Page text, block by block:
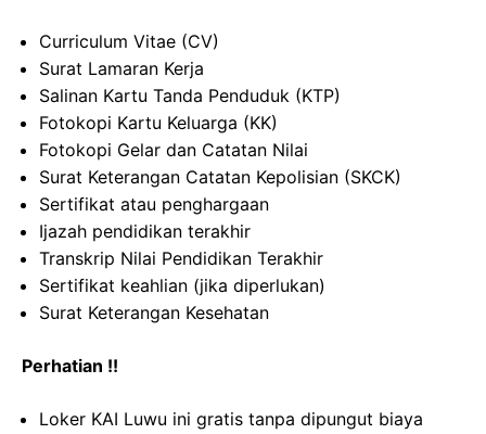
Curriculum Vitae (CV)
Surat Lamaran Kerja
Salinan Kartu Tanda Penduduk (KTP)
Fotokopi Kartu Keluarga (KK)
Fotokopi Gelar dan Catatan Nilai
Surat Keterangan Catatan Kepolisian (SKCK)
Sertifikat atau penghargaan
Ijazah pendidikan terakhir
Transkrip Nilai Pendidikan Terakhir
Sertifikat keahlian (jika diperlukan)
Surat Keterangan Kesehatan
Perhatian !!
Loker KAI Luwu ini gratis tanpa dipungut biaya